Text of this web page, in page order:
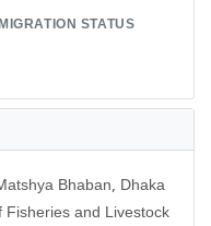
STATUS
Bhaban, Dhaka
and Livestock